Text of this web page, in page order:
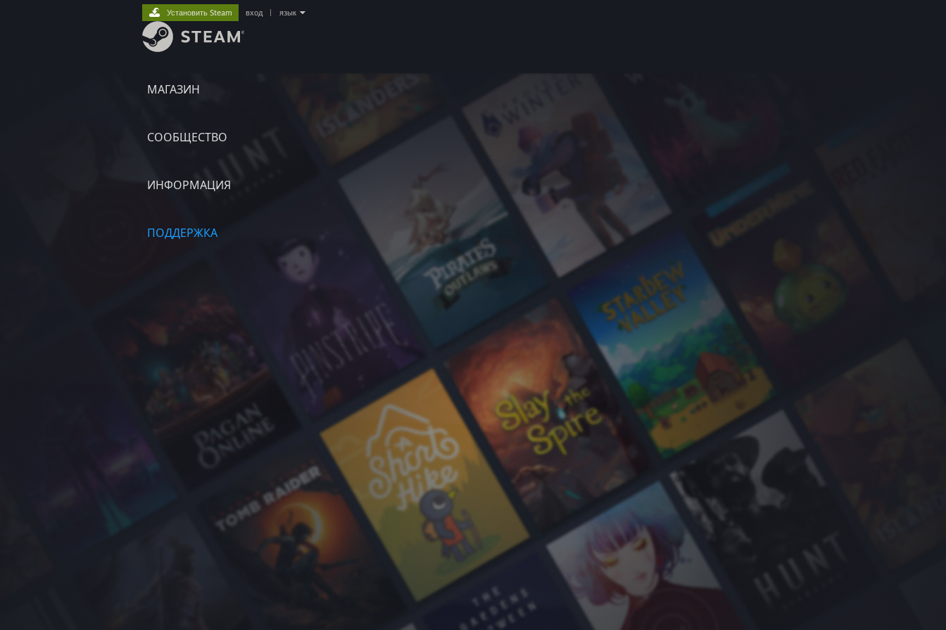
МАГАЗИН
СООБЩЕСТВО
ИНФОРМАЦИЯ
ПОДДЕРЖКА
Установить Steam вход язык